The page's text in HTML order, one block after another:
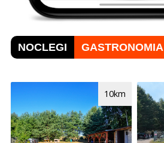
NOCLEGI GASTRONOMIA
10km